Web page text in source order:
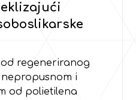
regeneriranog
i
od polietilena